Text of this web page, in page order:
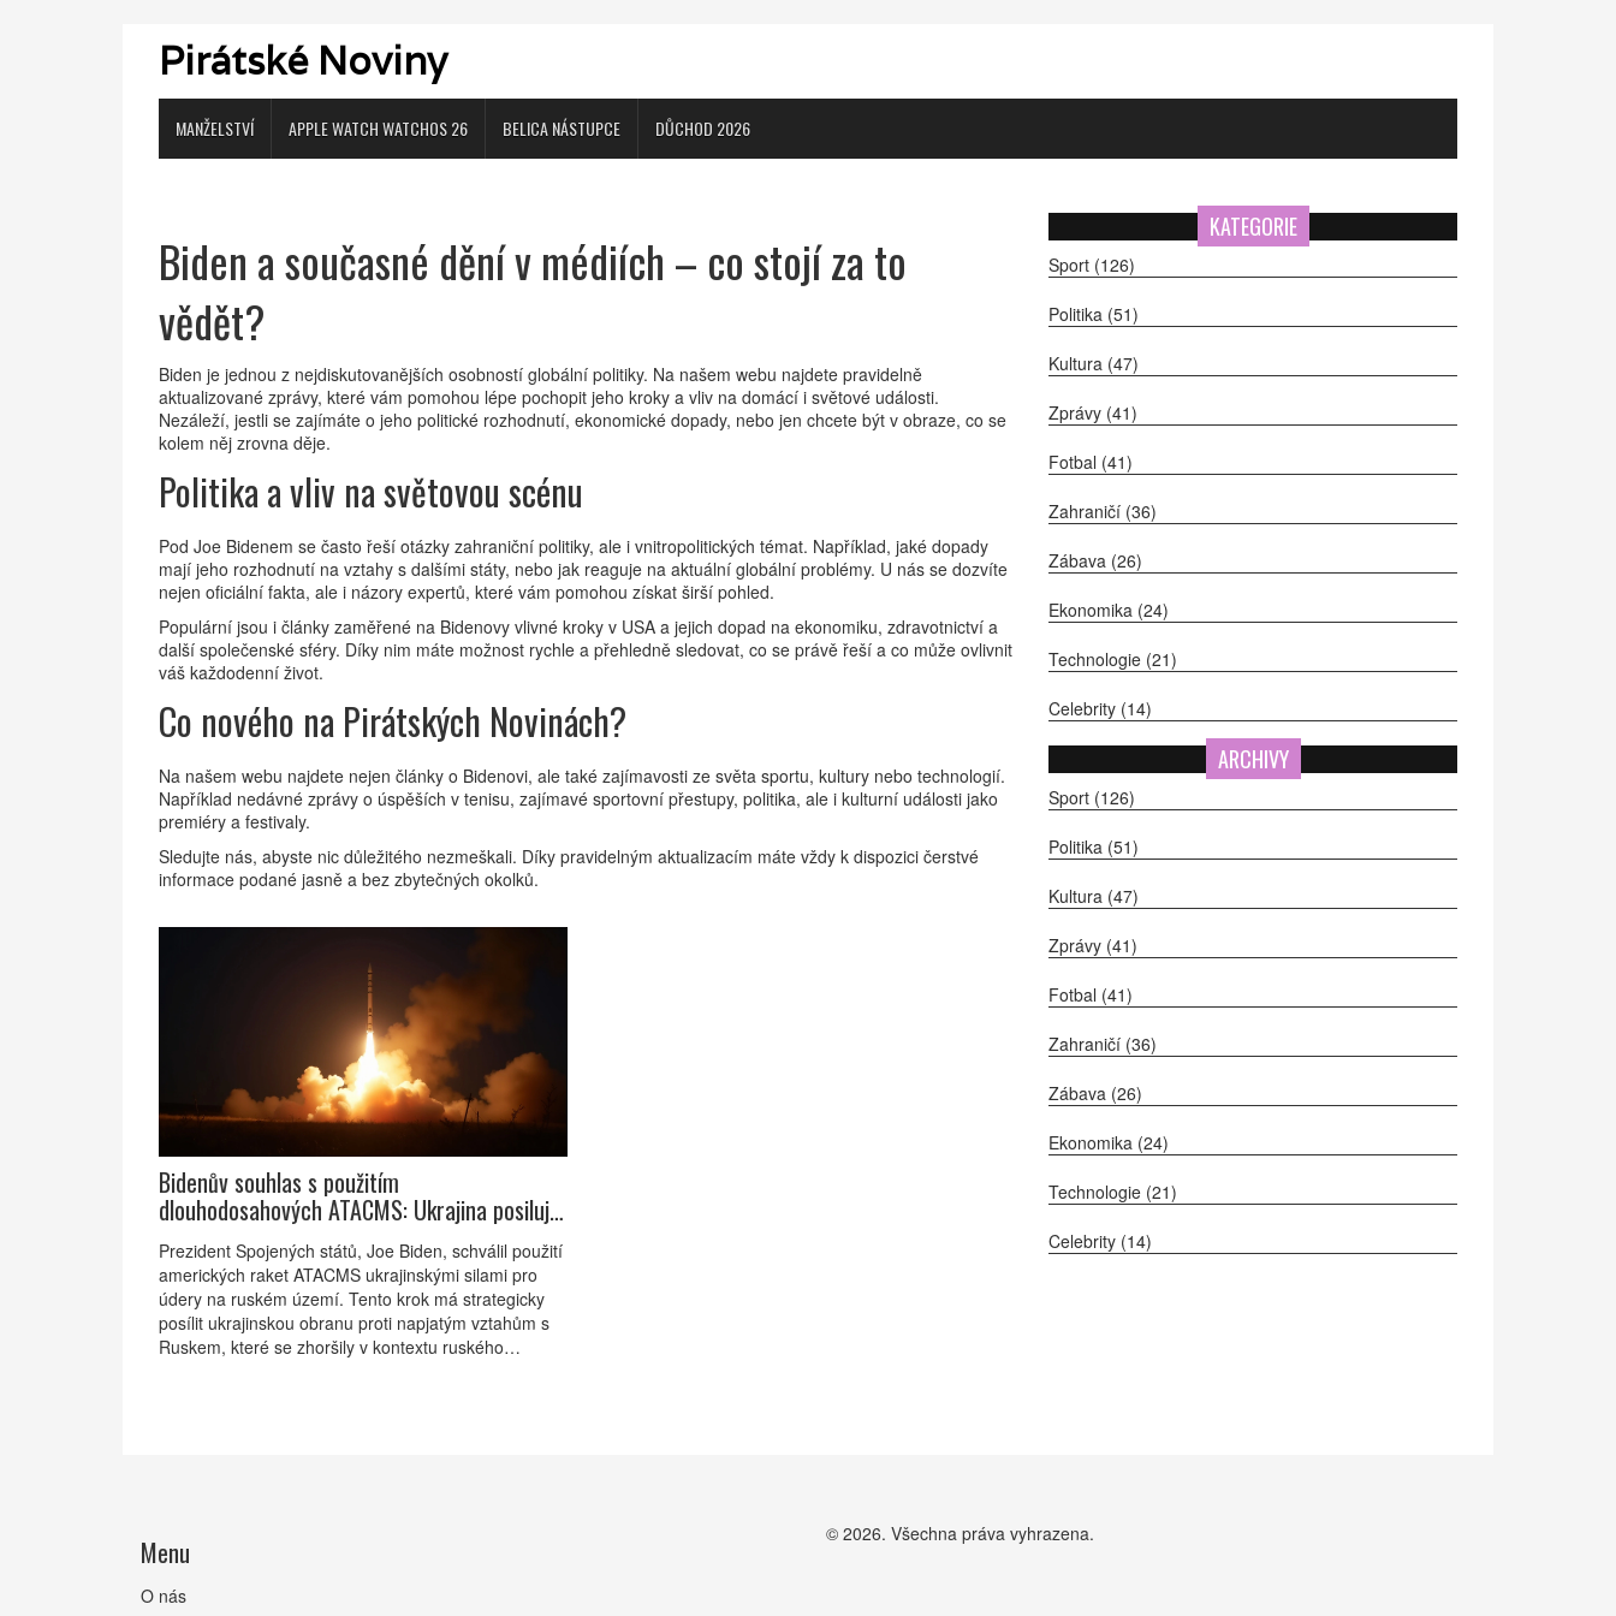
Pirátské Noviny
MANŽELSTVÍ APPLE WATCH WATCHOS 26 BELICA NÁSTUPCE DŮCHOD 2026
Biden a současné dění v médiích – co stojí za to
vědět?
Biden je jednou z nejdiskutovanějších osobností globální politiky. Na našem webu najdete pravidelně
aktualizované zprávy, které vám pomohou lépe pochopit jeho kroky a vliv na domácí i světové události.
Nezáleží, jestli se zajímáte o jeho politické rozhodnutí, ekonomické dopady, nebo jen chcete být v obraze, co se
kolem něj zrovna děje.
Politika a vliv na světovou scénu
Pod Joe Bidenem se často řeší otázky zahraniční politiky, ale i vnitropolitických témat. Například, jaké dopady
mají jeho rozhodnutí na vztahy s dalšími státy, nebo jak reaguje na aktuální globální problémy. U nás se dozvíte
nejen oficiální fakta, ale i názory expertů, které vám pomohou získat širší pohled.
Populární jsou i články zaměřené na Bidenovy vlivné kroky v USA a jejich dopad na ekonomiku, zdravotnictví a
další společenské sféry. Díky nim máte možnost rychle a přehledně sledovat, co se právě řeší a co může ovlivnit
váš každodenní život.
Co nového na Pirátských Novinách?
Na našem webu najdete nejen články o Bidenovi, ale také zajímavosti ze světa sportu, kultury nebo technologií.
Například nedávné zprávy o úspěších v tenisu, zajímavé sportovní přestupy, politika, ale i kulturní události jako
premiéry a festivaly.
Sledujte nás, abyste nic důležitého nezmeškali. Díky pravidelným aktualizacím máte vždy k dispozici čerstvé
informace podané jasně a bez zbytečných okolků.
Bidenův souhlas s použitím
dlouhodosahových ATACMS: Ukrajina posiluje
obranyschopnost proti Rusku
Prezident Spojených států, Joe Biden, schválil použití
amerických raket ATACMS ukrajinskými silami pro
údery na ruském území. Tento krok má strategicky
posílit ukrajinskou obranu proti napjatým vztahům s
Ruskem, které se zhoršily v kontextu ruského
KATEGORIE
Sport (126)
Politika (51)
Kultura (47)
Zprávy (41)
Fotbal (41)
Zahraničí (36)
Zábava (26)
Ekonomika (24)
Technologie (21)
Celebrity (14)
ARCHIVY
Sport (126)
Politika (51)
Kultura (47)
Zprávy (41)
Fotbal (41)
Zahraničí (36)
Zábava (26)
Ekonomika (24)
Technologie (21)
Celebrity (14)
Menu
O nás
© 2026. Všechna práva vyhrazena.